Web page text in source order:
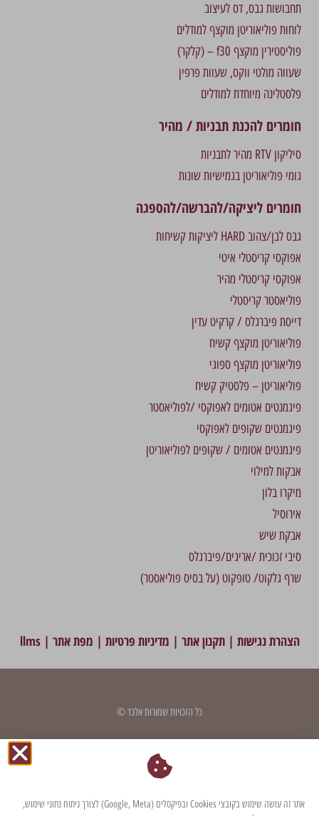
תחבושות גבס, דס לעיצוב
לוחות פוליאוריטן מוקצף למודלים
פוליסטירין מוקצף f30 – (קלקר)
שעווה מולטי ווקס, שעוות פרפין
פלסטלינה מיוחדת למודלים
חומרים להכנת תבניות / מהיר
סיליקון RTV מהיר לתבניות
גומי פוליאוריטן בגמישיות שונות
חומרים ליציקה/להברשה/להספגה
גבס לבן/צהוב HARD ליציקות קשיחות
אפוקסי קריסטלי איטי
אפוקסי קריסטלי מהיר
פוליאסטר קריסטלי
דייסת פיברגלס / קרקיט עדין
פוליאוריטן מוקצף קשיח
פוליאוריטן מוקצף ספוגי
פוליאוריטן – פלסטיק קשיח
פיגמנטים אטומים לאפוקסי /לפוליאסטר
פיגמנטים שקופים לאפוקסי
פיגמנטים אטומים / שקופים לפוליאוריטן
אבקות למילוי
מיקרו בלון
אירוסיל
אבקת שיש
סיבי זכוכית /אריגים/פיברגלס
שרף גלקוט/ טופקוט (על בסיס פוליאסטר)
הצהרת נגישות |תקנון אתר | מדיניות פרטיות | מפת אתר |
llms
כל הזכויות שמורות אלגד ©
אתר זה עושה שימוש בקובצי Cookies ובפיקסלים (Google, Meta) לצורך ניתוח נתוני שימוש,